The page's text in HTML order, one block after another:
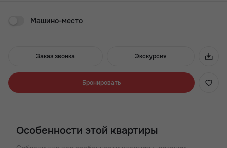
Машино-место
Заказ звонка Экскурсия
Бронировать
Особенности этой квартиры